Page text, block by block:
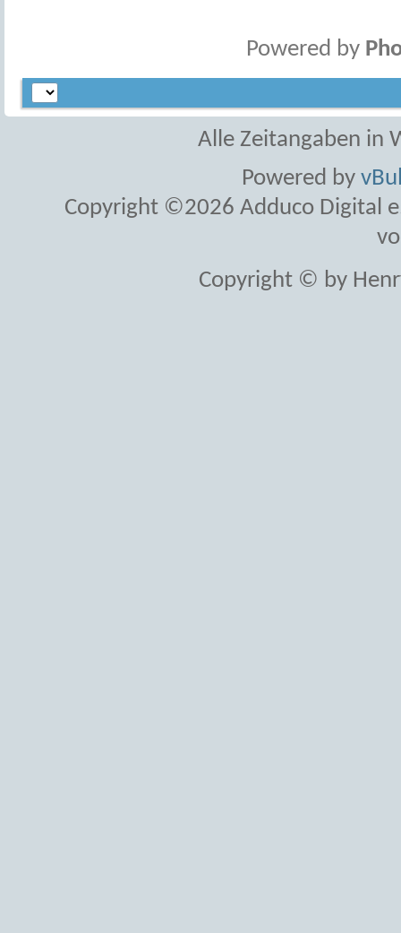
Powered by
Alle Zeitangaben in
Powered by
Copyright ©2026 Adduco Digital
Copyright © by